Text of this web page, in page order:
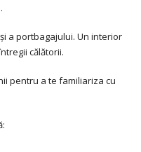
a portbagajului. Un interior
călătorii.
pentru a te familiariza cu